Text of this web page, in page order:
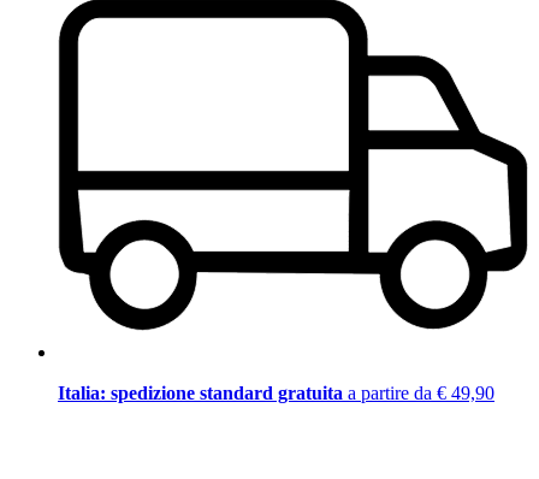
Italia: spedizione standard gratuita a partire da € 49,90